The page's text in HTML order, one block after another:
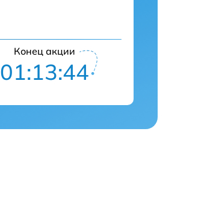
Конец акции
01:13:43